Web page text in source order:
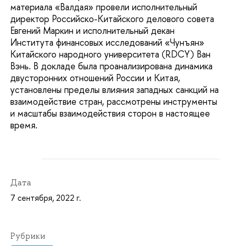
материала «Валдая» провели исполнительный
директор Российско-Китайского делового совета
Евгений Маркин и исполнительный декан
Института финансовых исследований «Чунъян»
Китайского народного университета (RDCY) Ван
Вэнь. В докладе была проанализирована динамика
двусторонних отношений России и Китая,
установлены пределы влияния западных санкций на
взаимодействие стран, рассмотрены инструменты
и масштабы взаимодействия сторон в настоящее
время.
Дата
7 сентября, 2022 г.
Рубрики